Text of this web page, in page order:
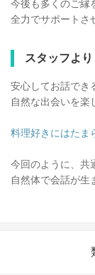
今後も多くのご縁
全力でサポートさ
スタッフより
安心してお話でき
自然な出会いを楽
料理好きにはたま
今回のように、共
自然体で会話が生